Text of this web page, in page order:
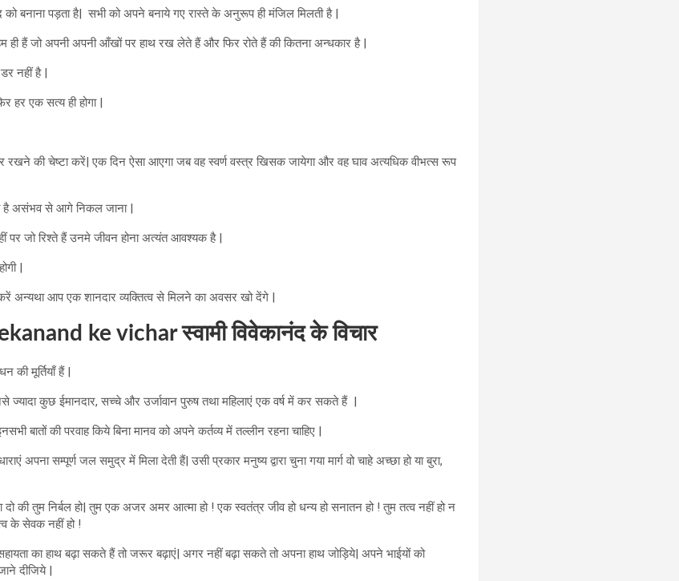
को बनाना पड़ता है| सभी को अपने बनाये गए रास्ते के अनुरूप ही मंजिल मिलती है |
हम ही हैं जो अपनी अपनी आँखों पर हाथ रख लेते हैं और फिर रोते हैं की कितना अन्धकार है |
नहीं है |
हर एक सत्य ही होगा |
रखने की चेष्टा करें| एक दिन ऐसा आएगा जब वह स्वर्ण वस्त्र खिसक जायेगा और वह घाव अत्यधिक वीभत्स रूप
है असंभव से आगे निकल जाना |
पर जो रिश्ते हैं उनमे जीवन होना अत्यंत आवश्यक है |
|
अन्यथा आप एक शानदार व्यक्तित्व से मिलने का अवसर खो देंगे |
ke vichar स्वामी विवेकानंद के विचार
की मूर्तियाँ हैं |
ज्यादा कुछ ईमानदार, सच्चे और उर्जावान पुरुष तथा महिलाएं एक वर्ष में कर सकते हैं |
बातों की परवाह किये बिना मानव को अपने कर्तव्य में तल्लीन रहना चाहिए |
अपना सम्पूर्ण जल समुद्र में मिला देती हैं| उसी प्रकार मनुष्य द्वारा चुना गया मार्ग वो चाहे अच्छा हो या बुरा,
की तुम निर्बल हो| तुम एक अजर अमर आत्मा हो ! एक स्वतंत्र जीव हो धन्य हो सनातन हो ! तुम तत्व नहीं हो न
के सेवक नहीं हो !
का हाथ बढ़ा सकते हैं तो जरूर बढ़ाएं| अगर नहीं बढ़ा सकते तो अपना हाथ जोड़िये| अपने भाईयों को
दीजिये |